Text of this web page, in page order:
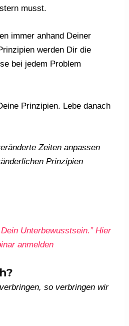
musst.
immer anhand Deiner
werden Dir die
bei jedem Problem
Prinzipien. Lebe danach
Zeiten anpassen
Prinzipien
Unterbewusstsein.” Hier
anmelden
so verbringen wir